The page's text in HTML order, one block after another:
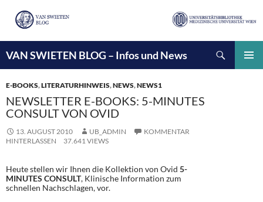
VAN SWIETEN BLOG – Infos und News
INHALT
SPRINGEN
E-BOOKS,LITERATURHINWEIS,NEWS,NEWS1
NEWSLETTER E-BOOKS: 5-MINUTES
CONSULT VON OVID
13. AUGUST 2010 UB_ADMIN
KOMMENTAR
HINTERLASSEN
37.641 VIEWS
Heute stellen wir Ihnen die Kollektion von Ovid 5-
MINUTES CONSULT, Klinische Information zum
schnellen Nachschlagen, vor.